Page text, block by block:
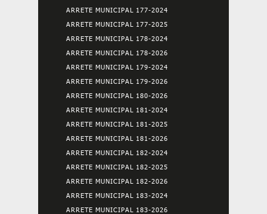
ARRETE MUNICIPAL 177-2024
ARRETE MUNICIPAL 177-2025
ARRETE MUNICIPAL 178-2024
ARRETE MUNICIPAL 178-2026
ARRETE MUNICIPAL 179-2024
ARRETE MUNICIPAL 179-2026
ARRETE MUNICIPAL 180-2026
ARRETE MUNICIPAL 181-2024
ARRETE MUNICIPAL 181-2025
ARRETE MUNICIPAL 181-2026
ARRETE MUNICIPAL 182-2024
ARRETE MUNICIPAL 182-2025
ARRETE MUNICIPAL 182-2026
ARRETE MUNICIPAL 183-2024
ARRETE MUNICIPAL 183-2026